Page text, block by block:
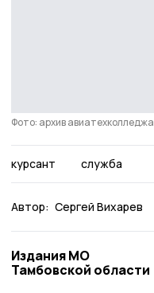
Фото: архив авиатехколледжа
курсант служба
Автор: Сергей Вихарев
Издания МО
Тамбовской области